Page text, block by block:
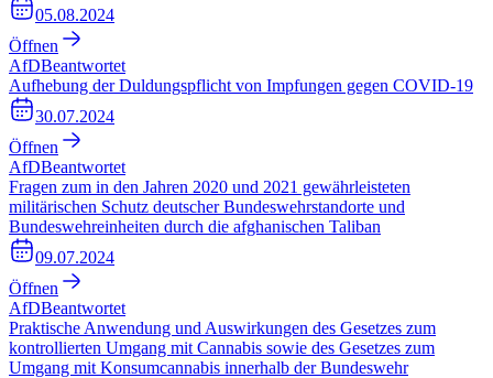
05.08.2024
Öffnen
AfDBeantwortet
Aufhebung der Duldungspflicht von Impfungen gegen COVID-19
30.07.2024
Öffnen
AfDBeantwortet
Fragen zum in den Jahren 2020 und 2021 gewährleisteten
militärischen Schutz deutscher Bundeswehrstandorte und
Bundeswehreinheiten durch die afghanischen Taliban
09.07.2024
Öffnen
AfDBeantwortet
Praktische Anwendung und Auswirkungen des Gesetzes zum
kontrollierten Umgang mit Cannabis sowie des Gesetzes zum
Umgang mit Konsumcannabis innerhalb der Bundeswehr